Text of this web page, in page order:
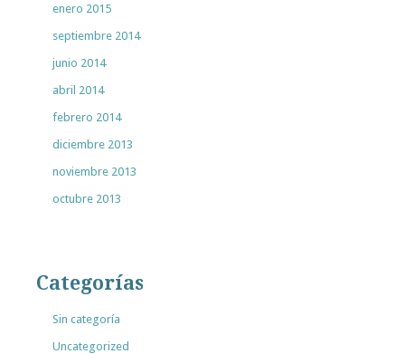
enero 2015
septiembre 2014
junio 2014
abril 2014
febrero 2014
diciembre 2013
noviembre 2013
octubre 2013
Categorías
Sin categoría
Uncategorized